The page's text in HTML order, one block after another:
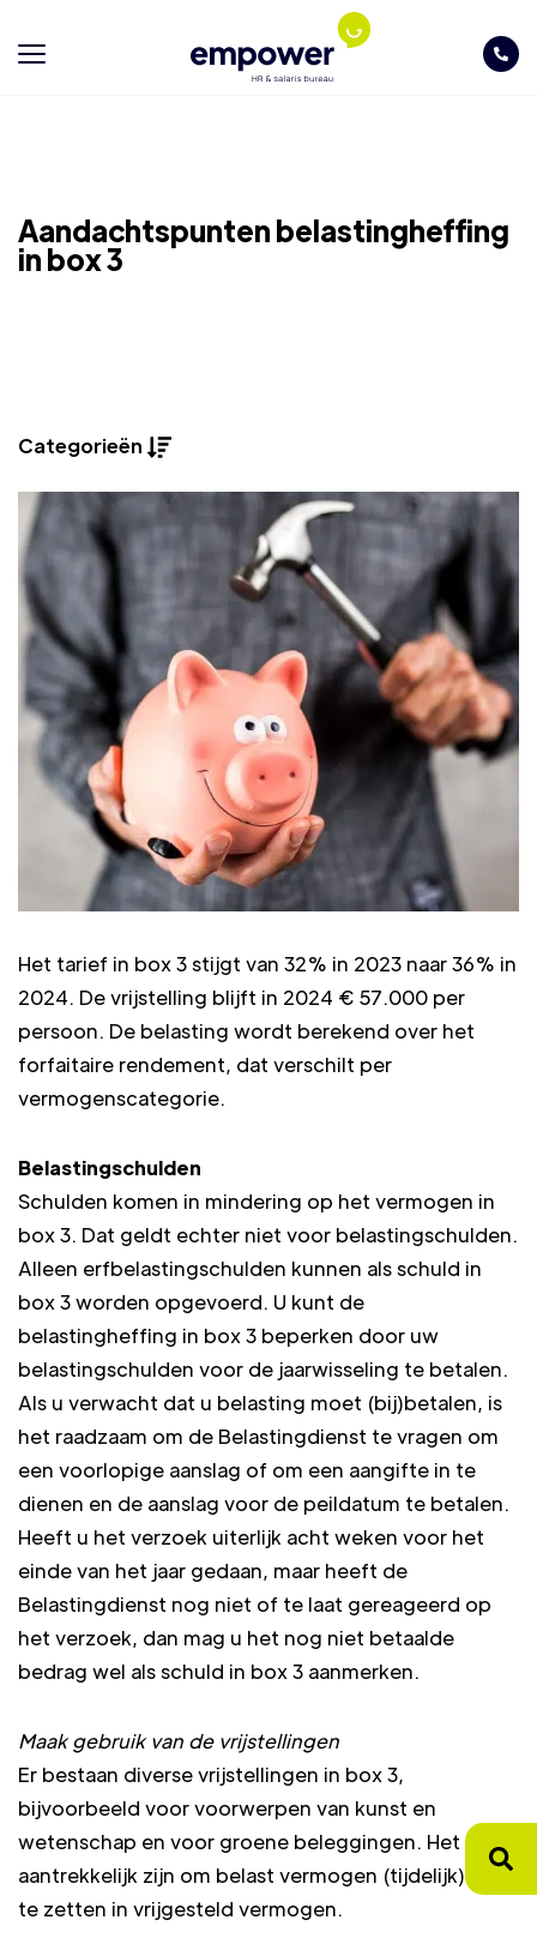
Aandachtspunten belastingheffing
in box 3
Categorieën
Het tarief in box 3 stijgt van 32% in 2023 naar 36% in
2024. De vrijstelling blijft in 2024 € 57.000 per
persoon. De belasting wordt berekend over het
forfaitaire rendement, dat verschilt per
vermogenscategorie.
Belastingschulden
Schulden komen in mindering op het vermogen in
box 3. Dat geldt echter niet voor belastingschulden.
Alleen erfbelastingschulden kunnen als schuld in
box 3 worden opgevoerd. U kunt de
belastingheffing in box 3 beperken door uw
belastingschulden voor de jaarwisseling te betalen.
Als u verwacht dat u belasting moet (bij)betalen, is
het raadzaam om de Belastingdienst te vragen om
een voorlopige aanslag of om een aangifte in te
dienen en de aanslag voor de peildatum te betalen.
Heeft u het verzoek uiterlijk acht weken voor het
einde van het jaar gedaan, maar heeft de
Belastingdienst nog niet of te laat gereageerd op
het verzoek, dan mag u het nog niet betaalde
bedrag wel als schuld in box 3 aanmerken.
Maak gebruik van de vrijstellingen
Er bestaan diverse vrijstellingen in box 3,
bijvoorbeeld voor voorwerpen van kunst en
wetenschap en voor groene beleggingen. Het kan
aantrekkelijk zijn om belast vermogen (tijdelijk) om
te zetten in vrijgesteld vermogen.